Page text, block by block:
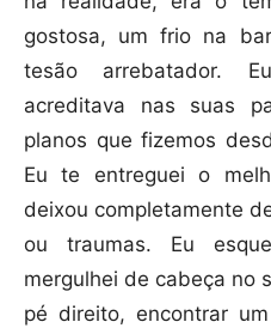
gostosa, um frio na
tesão arrebatador.
acreditava nas suas
planos que fizemos
Eu te entreguei o
deixou completamente
ou traumas. Eu
mergulhei de cabeça no
pé direito, encontrar